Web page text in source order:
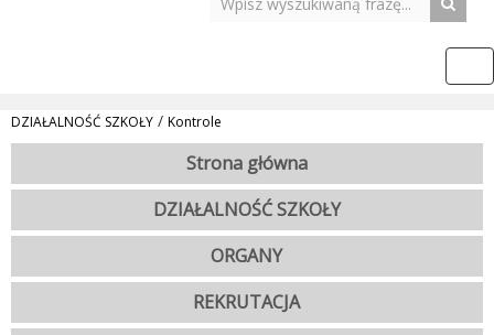
DZIAŁALNOŚĆ SZKOŁY / Kontrole
Strona główna
DZIAŁALNOŚĆ SZKOŁY
ORGANY
REKRUTACJA